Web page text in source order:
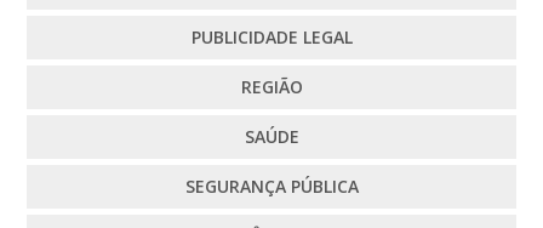
PUBLICIDADE LEGAL
REGIÃO
SAÚDE
SEGURANÇA PÚBLICA